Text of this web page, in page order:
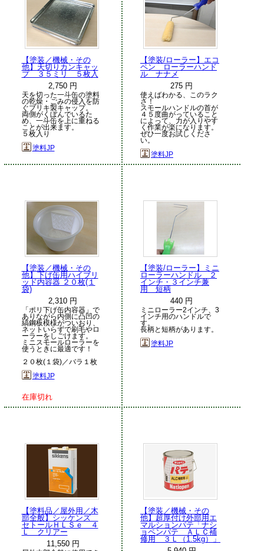
【塗装／機械・その
他】天切りカンキャッ
プ ３５ミリ ５枚入
2,750 円
天を切った一斗缶の塗料
の乾燥・ごみの侵入を防
ぐブリキ製キャップ。
両側がくぼんでいるた
め、一斗缶を上に重ねる
ことが出来ます。
５枚入り
塗料JP
【塗装/ローラー】エコ
ペン ローラーハンド
ル ナナメ
275 円
使えばわかる、このラク
さ！
スモールハンドルの首が
４５度曲がっていること
によって、力が入りやす
く作業が楽になります。
ぜひ一度お試しくださ
い。
塗料JP
【塗装／機械・その
他】下げ缶用ハイブリ
ッド内容器 ２０枚(１
袋)
2,310 円
「ポリ下げ缶内容器」で
ありながら内側に凸凹の
縞鋼板模様がついおり、
ネットいらずで刷毛やロ
ーラーをしごけます。
ミニスモールローラーを
使うときに最適です！
２０枚(１袋)／バラ１枚
塗料JP
在庫切れ
【塗装/ローラー】ミニ
ローラーハンドル ２
インチ・３インチ兼
用 短柄
440 円
ミニローラー2インチ、3
インチ用のハンドルで
す。
長柄と短柄があります。
塗料JP
【塗料品／屋外用／木
部全般】シッケンズ
セトールＨＬＳｅ ４
Ｌ クリアー
11,550 円
【塗装／機械・その
他】超厚付け外部用エ
マルションパテ「ナシ
ョペンパテ ＡＬＣ補
修用 ３Ｌ（1.5kg）」